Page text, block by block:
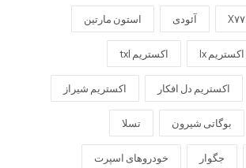
X۷۷ آئودی استون مارتین
اکستریم lx اکستریم txl
اکستریم دل افکار اکستریم شیراز
بوگاتی شیرون تسلا
جگوار خودروهای اسپرت